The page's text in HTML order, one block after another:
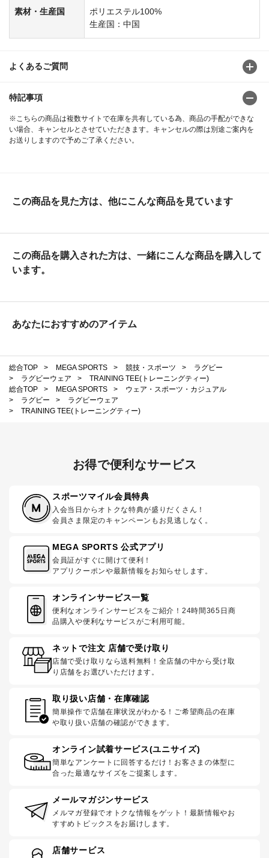
素材・生産国
ポリエステル100%
生産国：中国
よくあるご質問
特記事項
※こちらの商品は複数サイトで在庫を共有している為、商品の手配ができな
い場合、キャンセルとさせていただきます。キャンセルの際は別途ご案内を
お送りしますので予めご了承ください。
この商品を見た方は、他にこんな商品を見ています
この商品を購入された方は、一緒にこんな商品を購入して
います。
あなたにおすすめのアイテム
総合TOP > MEGA SPORTS > 競技・スポーツ >
ラグビー
>
ラグビーウェア >
TRAINING TEE(トレーニングティー)
総合TOP
> MEGA SPORTS >
ウェア・スポーツ・カジュアル
>
ラグビー >
ラグビーウェア
>
TRAINING TEE(トレーニングティー)
お得で便利なサービス
スポーツマイル会員特典
入会当日からオトクな特典が盛りだくさん！
会員さま限定のキャンペーンもお見逃しなく。
MEGA SPORTS 公式アプリ
会員証がすぐに開けて便利！
アプリクーポンや最新情報をお知らせします。
オンラインサービス一覧
便利なオンラインサービスをご紹介！24時間365日商
品購入や便利なサービスがご利用可能。
ネットで注文 店舗で受け取り
店舗で受け取りなら送料無料！全店舗の中から受け取
り店舗をお選びいただけます。
取り扱い店舗・在庫確認
簡単操作で店舗在庫状況がわかる！ご希望商品の在庫
や取り扱い店舗の確認ができます。
オンライン試着サービス(ユニサイズ)
簡単なアンケートに回答するだけ！お客さまの体型に
合った最適なサイズをご提案します。
メールマガジンサービス
メルマガ登録でオトクな情報をゲット！最新情報やお
すすめトピックスをお届けします。
店舗サービス